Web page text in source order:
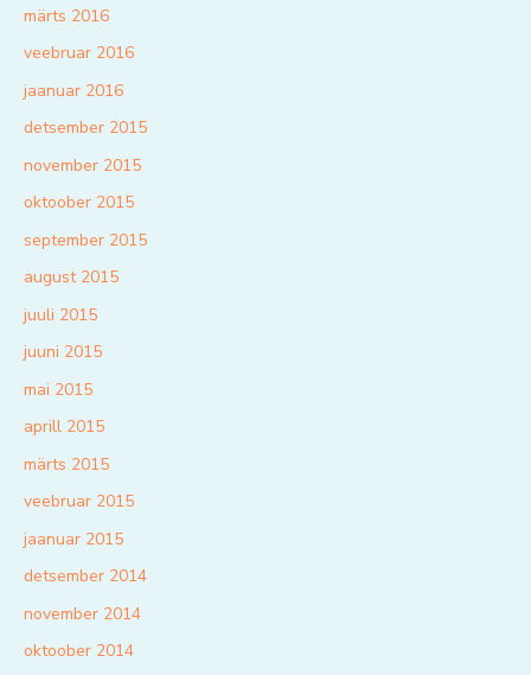
märts 2016
veebruar 2016
jaanuar 2016
detsember 2015
november 2015
oktoober 2015
september 2015
august 2015
juuli 2015
juuni 2015
mai 2015
aprill 2015
märts 2015
veebruar 2015
jaanuar 2015
detsember 2014
november 2014
oktoober 2014